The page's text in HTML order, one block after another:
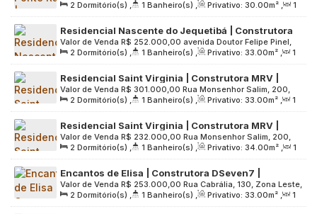
varanda e vaga
Leste, 03882-150, Vila Ponte Rasa, São Paulo, São Paulo,
Brasil
2 Dormitório(s) , 1 Banheiro(s) , Privativo: 30.00m² ,
1
Sala(s) , Útil: 30.00m² , Terreno: 300.00m²
Residencial Nascente do Jequetibá | Construtora
MRV | Construção | 33 metros | 02 dormitórios |
com varanda | sem vaga
R$ 252.000,00
Valor de Venda
avenida Doutor Felipe Pinel,
1265, Zona Oeste, 02939-000, Pirituba, São Paulo, São
Paulo, Brasil
2 Dormitório(s) , 1 Banheiro(s) , Privativo: 33.00m² ,
1
Sala(s) , Útil: 33.00m² , Terreno: 4770.00m²
Residencial Saint Virginia | Construtora MRV |
Construção | 33 metros | 02 dormitórios | com
varanda | 01 vaga
R$ 301.000,00
Valor de Venda
Rua Monsenhor Salim, 200,
Zona Leste, 08111-180, Itaim Paulista, São Paulo, São Paulo,
Brasil
2 Dormitório(s) , 1 Banheiro(s) , Privativo: 33.00m² ,
1
Sala(s) , 1 Vaga(s) , Útil: 33.00m² , Terreno: 5880.00m²
Residencial Saint Virginia | Construtora MRV |
Construção | 34 metros | 02 dormitórios | sem
varanda e vaga
R$ 232.000,00
Valor de Venda
Rua Monsenhor Salim, 200,
Zona Leste, 08111-180, Itaim Paulista, São Paulo, São Paulo,
Brasil
2 Dormitório(s) , 1 Banheiro(s) , Privativo: 34.00m² ,
1
Sala(s) , Útil: 34.00m² , Terreno: 5880.00m²
Encantos de Elisa | Construtora DSeven7 |
Construção | 33 metros | 02 dormitórios | com
varanda | sem vaga
R$ 253.000,00
Valor de Venda
Rua Cabrália, 130, Zona Leste,
03424-020, Vila Carrão, São Paulo, São Paulo, Brasil
2 Dormitório(s) , 1 Banheiro(s) , Privativo: 33.00m² ,
1
Sala(s) , Útil: 33.00m² , Terreno: 992.00m²